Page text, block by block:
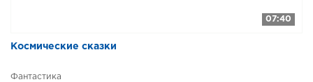
07:40
Космические сказки
Фантастика